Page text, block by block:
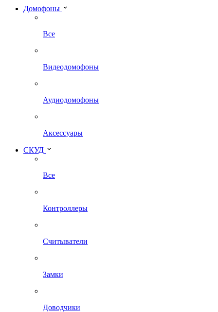
Домофоны
Все
Видеодомофоны
Аудиодомофоны
Аксессуары
СКУД
Все
Контроллеры
Считыватели
Замки
Доводчики